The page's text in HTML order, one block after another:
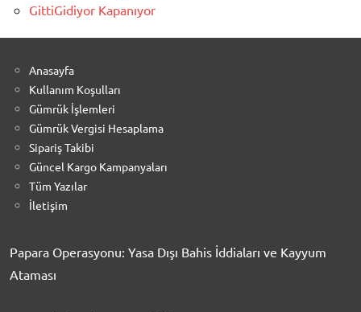
GittiGidiyor Kapanıyor
Anasayfa
Kullanım Koşulları
Gümrük İşlemleri
Gümrük Vergisi Hesaplama
Sipariş Takibi
Güncel Kargo Kampanyaları
Tüm Yazılar
İletişim
Papara Operasyonu: Yasa Dışı Bahis İddiaları ve Kayyum
Ataması